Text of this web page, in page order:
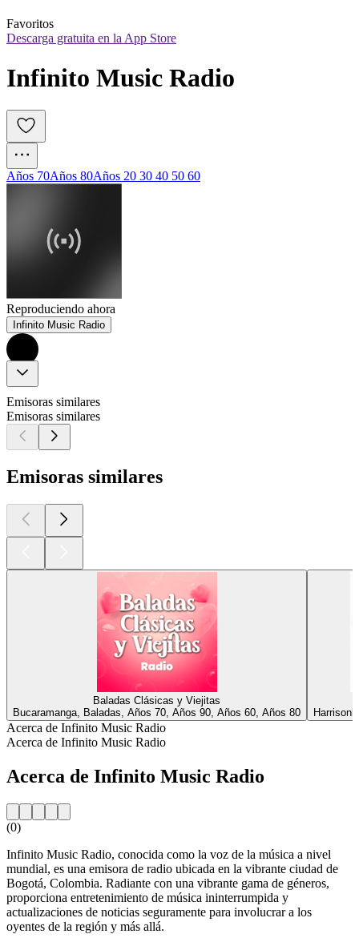
Favoritos
Descarga gratuita en la App Store
Infinito Music Radio
Años 70Años 80Años 20 30 40 50 60
Reproduciendo ahora
Infinito Music Radio
Emisoras similares
Emisoras similares
Emisoras similares
Baladas Clásicas y Viejitas
Bucaramanga, Baladas, Años 70, Años 90, Años 60, Años 80
Acerca de Infinito Music Radio
Acerca de Infinito Music Radio
Acerca de Infinito Music Radio
(0)
Infinito Music Radio, conocida como la voz de la música a nivel
mundial, es una emisora de radio ubicada en la vibrante ciudad de
Bogotá, Colombia. Radiante con una vibrante gama de géneros,
proporciona entretenimiento de música ininterrumpida y
actualizaciones de noticias seguramente para involucrar a los
oyentes de la región y más allá.